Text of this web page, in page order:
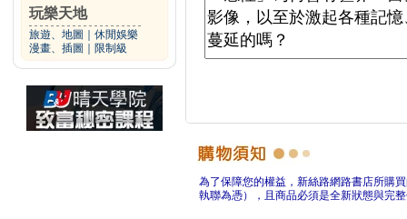
玩樂天地
旅遊、地圖
休閒娛樂
漫畫、插圖
限制級
為了保障您的權益，新絲路網路書店所購
執聯為憑），且商品必須是全新狀態與完